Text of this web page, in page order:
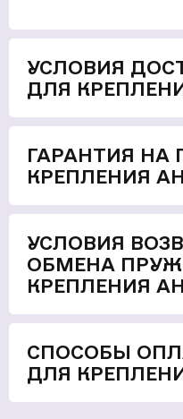
УСЛОВИЯ
ДЛЯ
ГАРАНТИЯ
КРЕПЛЕНИЯ
УСЛОВИЯ
ОБМЕНА
КРЕПЛЕНИЯ
СПОСОБЫ
ДЛЯ